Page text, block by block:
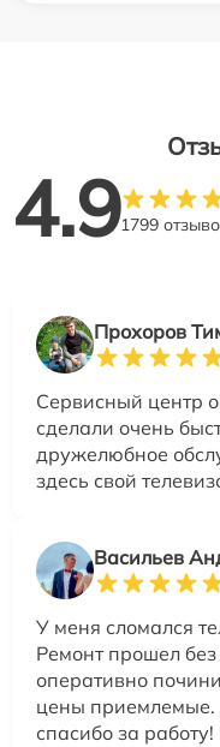
4.91799
Прохоров
Сервисный центр
сделали очень
дружелюбное
здесь свой
Васильев
У меня сломался
Ремонт прошел
оперативно
цены приемлемые.
спасибо за